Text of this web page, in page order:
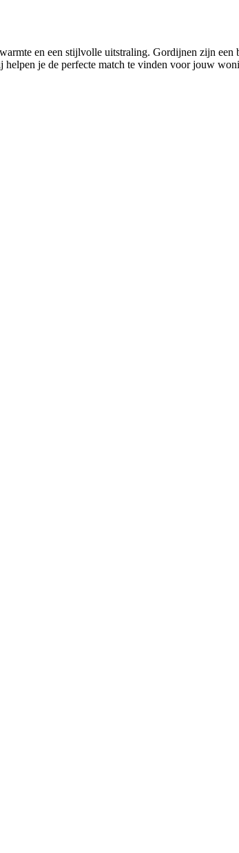
en een stijlvolle uitstraling. Gordijnen zijn een
je de perfecte match te vinden voor jouw